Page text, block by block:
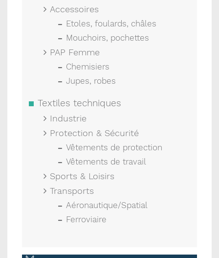
Accessoires
Etoles, foulards, châles
Mouchoirs, pochettes
PAP Femme
Chemisiers
Jupes, robes
Textiles techniques
Industrie
Protection & Sécurité
Vêtements de protection
Vêtements de travail
Sports & Loisirs
Transports
Aéronautique/Spatial
Ferroviaire